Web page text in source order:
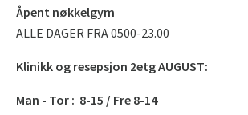
Åpent nøkkelgym
ALLE DAGER FRA 0500-23.00
Klinikk og resepsjon 2etg AUGUST:
Man - Tor : 8-15 / Fre 8-14